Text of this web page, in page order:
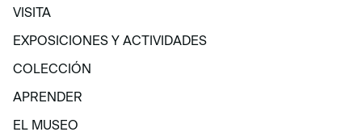
VISITA
VISITA
EXPOSICIONES Y ACTIVIDADES
EXPOSICIONES Y ACTIVIDADES
COLECCIÓN
COLECCIÓN
APRENDER
APRENDER
EL MUSEO